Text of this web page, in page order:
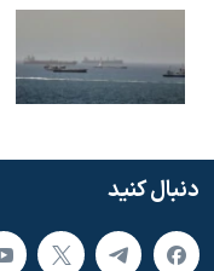
دنبال کنید